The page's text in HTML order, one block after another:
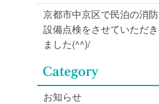
京都市中京区で民泊の消防
設備点検をさせていただき
ました(^^)/
お知らせ